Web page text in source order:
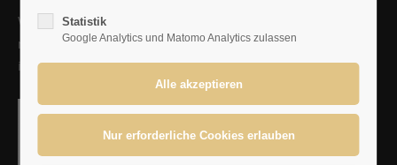
Lost your password?
Support
Lorem ipsum dolor sit amet:
Wir bieten Ihnen eine umfassende Beratung, die alle
rechtlichen, steuerlichen, finanziellen und
immobilienwirtschaftlichen Aspekte berücksichtigt.
Statistik
Google Analytics und Matomo Analytics zulassen